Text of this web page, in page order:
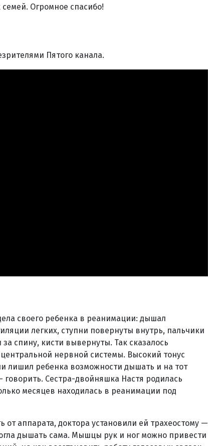
Огромное спасибо!
Пятого канала.
своего ребенка в реанимации: дышал
легких, ступни повернуты внутрь, пальчики
спину, кисти вывернуты. Так сказалось
нервной системы. Высокий тонус
лишил ребенка возможности дышать и на тот
Сестра-двойняшка Настя родилась
месяцев находилась в реанимации под
от аппарата, доктора установили ей трахеостому —
дышать сама. Мышцы рук и ног можно привести